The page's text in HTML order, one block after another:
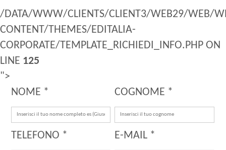
/DATA/WWW/CLIENTS/CLIENT3/WEB29/WEB/
CONTENT/THEMES/EDITALIA-
CORPORATE/TEMPLATE_RICHIEDI_INFO.PHP ON
LINE 125
">
NOME *
COGNOME *
TELEFONO * E-MAIL *